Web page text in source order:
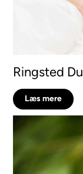
Ringsted
Læs mere